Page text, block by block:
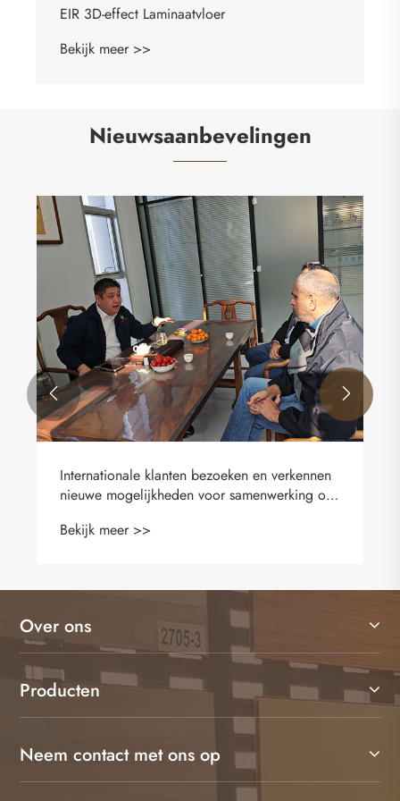
EIR 3D-effect Laminaatvloer
Bekijk meer >>
Nieuwsaanbevelingen
Internationale klanten bezoeken en verkennen
nieuwe mogelijkheden voor samenwerking op
Bekijk meer >>
 
Over ons
Producten
Neem contact met ons op